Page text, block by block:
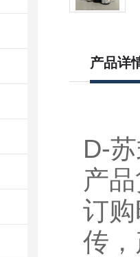
产品详
D-
产
订
传